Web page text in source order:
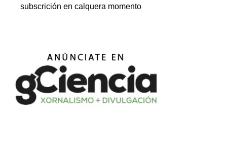
subscrición en calquera momento